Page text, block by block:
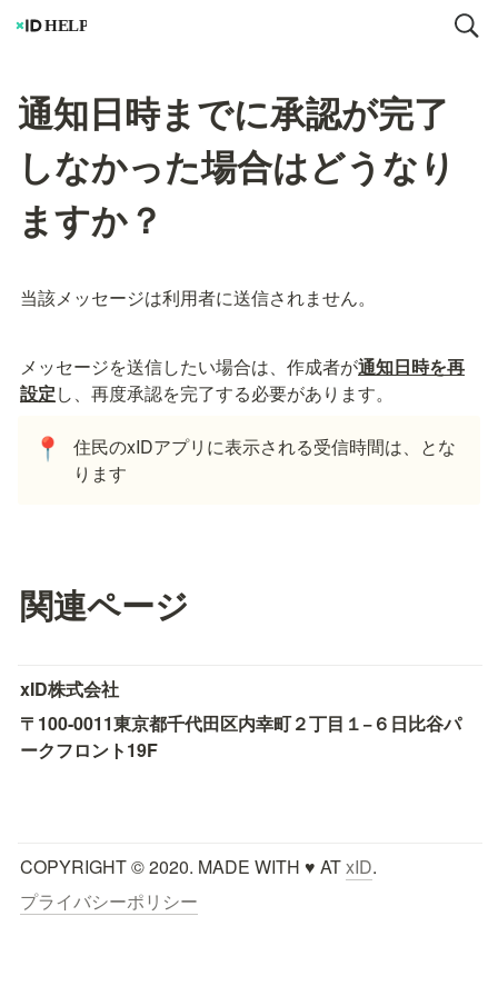
通知日時までに承認が完了
しなかった場合はどうなり
ますか？
当該メッセージは利用者に送信されません。
メッセージを送信したい場合は、作成者が通知日時を再
設定し、再度承認を完了する必要があります。
📍 住民のxIDアプリに表示される受信時間は、 とな
ります
関連ページ
xID株式会社
〒100-0011東京都千代田区内幸町２丁目１−６ 日比谷パ
ークフロント19F
COPYRIGHT © 2020. MADE WITH ♥ AT xID.
プライバシーポリシー